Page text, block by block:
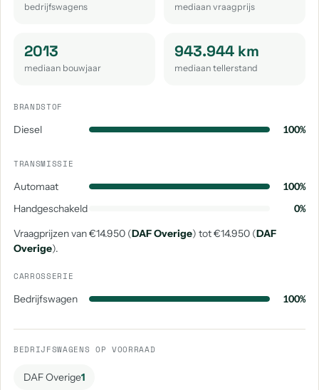
bedrijfswagens mediaan vraagprijs
2013
mediaan bouwjaar
943.944 km
mediaan tellerstand
BRANDSTOF
Diesel 100%
TRANSMISSIE
Automaat
100%
Handgeschakeld
0%
Vraagprijzen van €14.950 (DAF Overige) tot €14.950 (DAF
Overige).
CARROSSERIE
Bedrijfswagen 100%
BEDRIJFSWAGENS OP VOORRAAD
DAF Overige1